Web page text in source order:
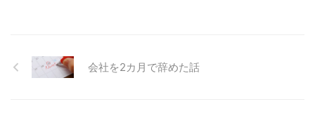
会社を2カ月で辞めた話